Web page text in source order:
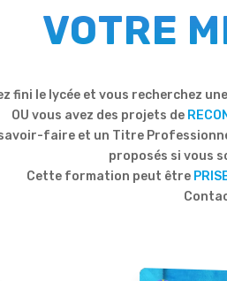
VOTRE
fini le lycée et vous recherchez une
OU vous avez des projets de
savoir-faire et un Titre
proposés si vous
Cette formation peut être